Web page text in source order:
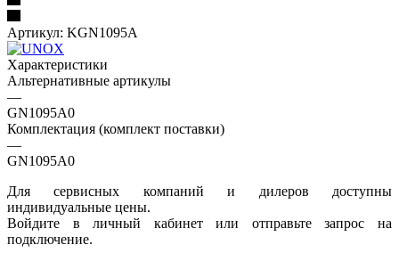
Артикул: KGN1095A
Характеристики
Альтернативные артикулы
—
GN1095A0
Комплектация (комплект поставки)
—
GN1095A0
Для сервисных компаний и дилеров доступны
индивидуальные цены.
Войдите в личный кабинет или отправьте запрос на
подключение.